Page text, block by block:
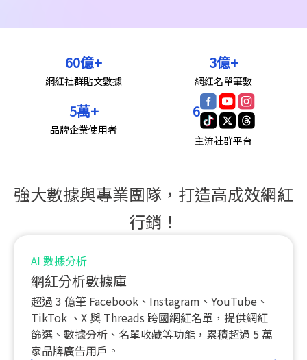
網紅社群貼文數據
60億+
網紅名單筆數
3億+
品牌企業使用者
5萬+
主流社群平台
6
強大數據與專業團隊，打造高成效網紅
行銷！
AI 數據分析
網紅分析數據庫
超過 3 億筆 Facebook、Instagram、YouTube、
TikTok 、 X 與 Threads 跨國網紅名單，提供網紅
篩選、數據分析、名單收藏等功能，累積超過 5 萬
家品牌廣告用戶。